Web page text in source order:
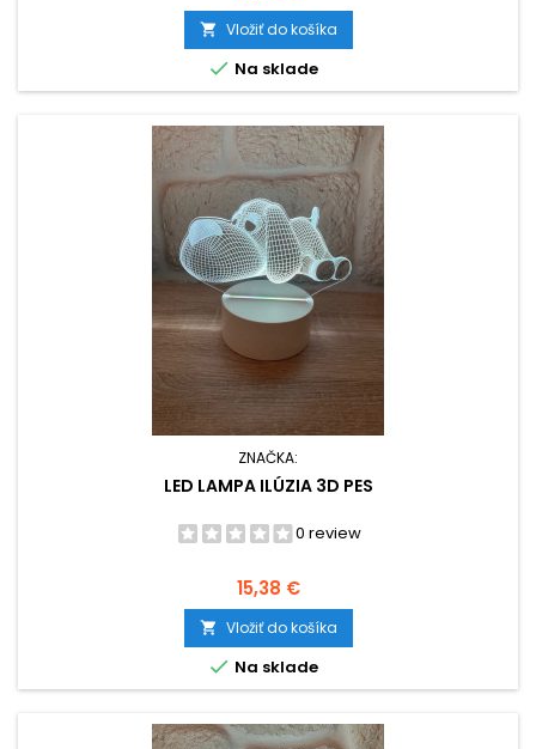
 Vložiť do košíka
 Na sklade
ZNAČKA:
LED LAMPA ILÚZIA 3D PES
0 review
Cena
15,38 €
 Vložiť do košíka
 Na sklade